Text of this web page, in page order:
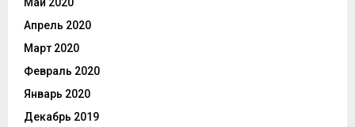
Май 2020
Апрель 2020
Март 2020
Февраль 2020
Январь 2020
Декабрь 2019